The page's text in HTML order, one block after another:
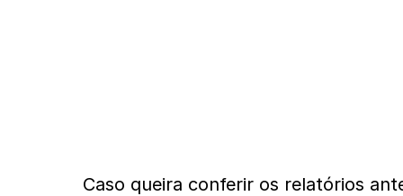
Caso queira conferir os relatórios